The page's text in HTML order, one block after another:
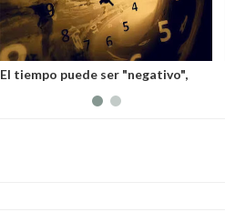
El tiempo puede ser "negativo",